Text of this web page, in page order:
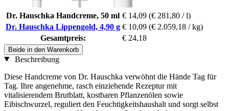
Dr. Hauschka Handcreme, 50 ml € 14,09 (€ 281,80 / l)
Dr. Hauschka Lippengold, 4,90 g € 10,09 (€ 2.059,18 / kg)
Gesamtpreis:
€ 24,18
Beide in den Warenkorb
Beschreibung
Diese Handcreme von Dr. Hauschka verwöhnt die Hände Tag für
Tag. Ihre angenehme, rasch einziehende Rezeptur mit
vitalisierendem Brutblatt, kostbaren Pflanzenölen sowie
Eibischwurzel, reguliert den Feuchtigkeitshaushalt und sorgt selbst